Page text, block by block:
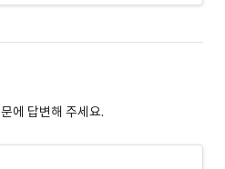
에 답변해 주세요.